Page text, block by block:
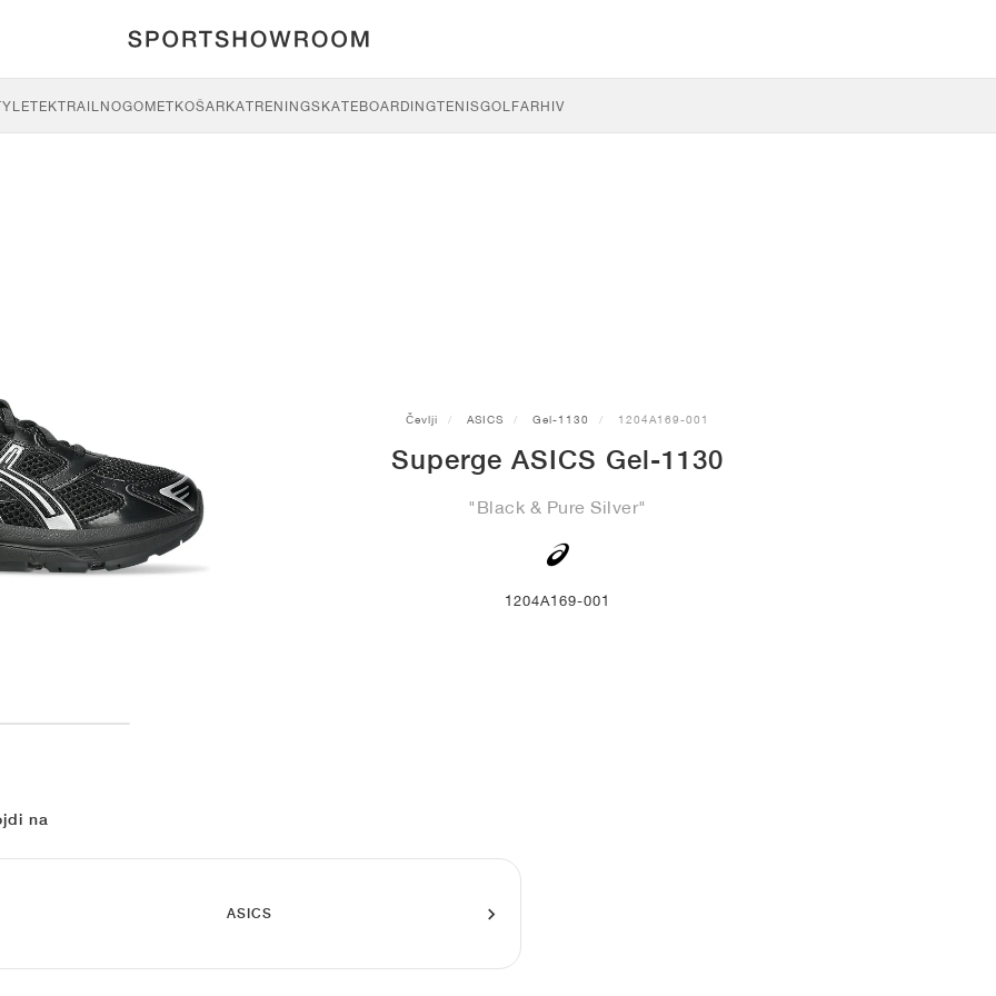
TEKTRAILNOGOMETKOŠARKATRENINGSKATEBOARDINGTENISGOLFARHIV
Čevlji ASICS Gel-1130 1204A169-001
Superge ASICS Gel-1130
"Black & Pure Silver"
1204A169-001
na
ASICS